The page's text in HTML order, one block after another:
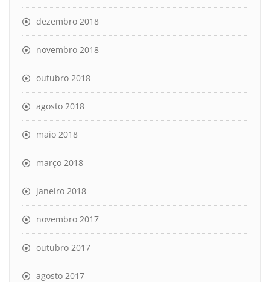
dezembro 2018
novembro 2018
outubro 2018
agosto 2018
maio 2018
março 2018
janeiro 2018
novembro 2017
outubro 2017
agosto 2017